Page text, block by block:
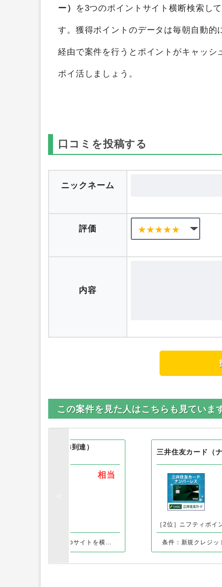
ー） を3つのポイントサイト横断検索し
す。獲得ポイントのデータは毎朝自動的
経由で案件を行うとポイントがキャッ
ポイ活しましょう。
口コミを投稿する
ニックネーム
評価
内容
この案件を見た人はこちらも見ていま
プレイヤーレベル58到達）
相当
三井住友カード（
［2位］ニフティポイ
条件：新規クレジッ